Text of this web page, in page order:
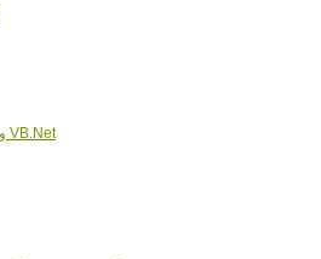
ويژوال بيسيک دات نت VB.Net